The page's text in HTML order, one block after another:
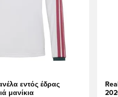
εντός έδρας
μανίκια